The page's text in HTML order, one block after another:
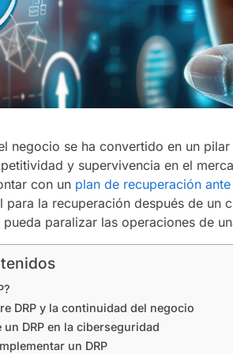
negocio se ha convertido en un
y supervivencia en el
con un plan de recuperación
para la recuperación después de un
paralizar las operaciones de
DRP y la continuidad del negocio
DRP en la ciberseguridad
un DRP